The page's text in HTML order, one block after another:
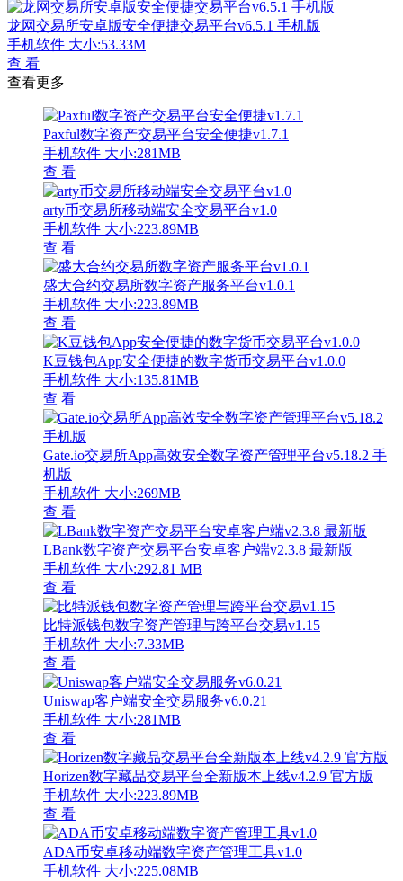
龙网交易所安卓版安全便捷交易平台v6.5.1 手机版
手机软件 大小:53.33M
查 看
查看更多
Paxful数字资产交易平台安全便捷v1.7.1
手机软件 大小:281MB
查 看
arty币交易所移动端安全交易平台v1.0
手机软件 大小:223.89MB
查 看
盛大合约交易所数字资产服务平台v1.0.1
手机软件 大小:223.89MB
查 看
K豆钱包App安全便捷的数字货币交易平台v1.0.0
手机软件 大小:135.81MB
查 看
Gate.io交易所App高效安全数字资产管理平台v5.18.2 手
机版
手机软件 大小:269MB
查 看
LBank数字资产交易平台安卓客户端v2.3.8 最新版
手机软件 大小:292.81 MB
查 看
比特派钱包数字资产管理与跨平台交易v1.15
手机软件 大小:7.33MB
查 看
Uniswap客户端安全交易服务v6.0.21
手机软件 大小:281MB
查 看
Horizen数字藏品交易平台全新版本上线v4.2.9 官方版
手机软件 大小:223.89MB
查 看
ADA币安卓移动端数字资产管理工具v1.0
手机软件 大小:225.08MB